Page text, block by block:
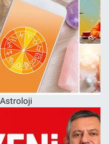
Astroloji